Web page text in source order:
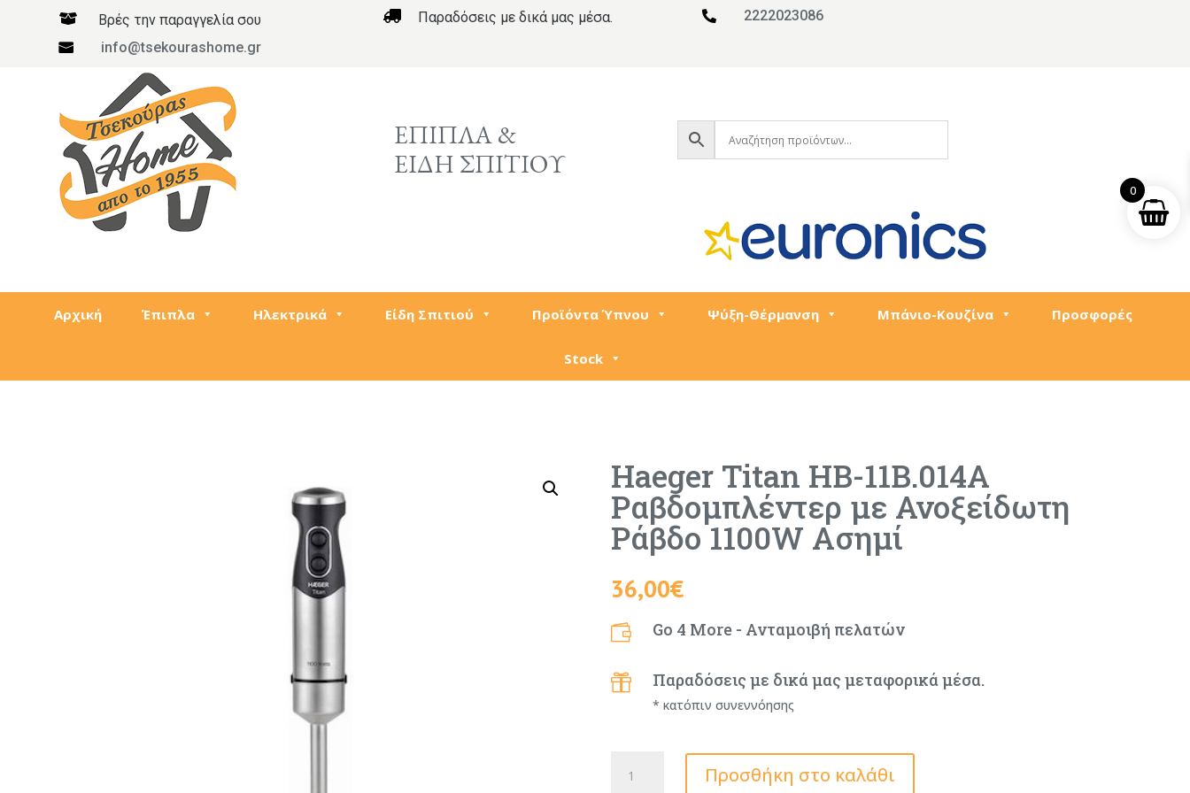
 Βρές την παραγγελία σου  Παραδόσεις με δικά μας μέσα.  2222023086
 info@tsekourashome.gr
ΕΠΙΠΛΑ &
ΕΙΔΗ ΣΠΙΤΙΟΥ
Αρχική Έπιπλα Ηλεκτρικά Είδη Σπιτιού Προϊόντα Ύπνου Ψύξη-Θέρμανση Μπάνιο-Κουζίνα Προσφορές
Stock
Haeger Titan HB-11B.014A
Ραβδομπλέντερ με Ανοξείδωτη
Ράβδο 1100W Ασημί
36,00€
 Go 4 More - Ανταμοιβή πελατών
 Παραδόσεις με δικά μας μεταφορικά μέσα.
* κατόπιν συνεννόησης
Titan
Προσθήκη στο καλάθι
0